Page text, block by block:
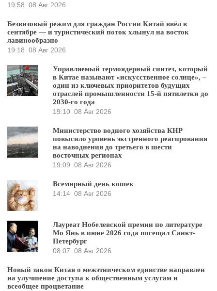
19:58 08 Авг 2026
Безвизовый режим для граждан России Китай ввёл в
сентябре — и туристический поток хлынул на восток
лавинообразно
19:18 08 Авг 2026
Управляемый термоядерный синтез, который
в Китае называют «искусственное солнце», –
один из ключевых приоритетов будущих
отраслей промышленности 15-й пятилетки до
2030-го года
19:10 08 Авг 2026
Министерство водного хозяйства КНР
повысило уровень экстренного реагирования
на наводнения до третьего в шести
восточных регионах
19:09 08 Авг 2026
Всемирный день кошек
14:14 08 Авг 2026
Лауреат Нобелевской премии по литературе
Мо Янь в июне 2026 года посещал Санкт-
Петербург
08:07 08 Авг 2026
Новый закон Китая о межэтническом единстве направлен
на улучшение доступа к общественным услугам и
всеобщее процветание